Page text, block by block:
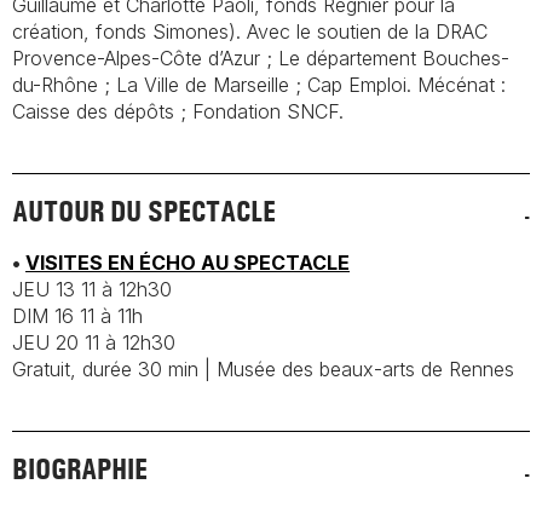
Guillaume et Charlotte Paoli, fonds Regnier pour la
création, fonds Simones). Avec le soutien de la DRAC
Provence-Alpes-Côte d’Azur ; Le département Bouches-
du-Rhône ; La Ville de Marseille ; Cap Emploi. Mécénat :
Caisse des dépôts ; Fondation SNCF.
AUTOUR DU SPECTACLE
• VISITES EN ÉCHO AU SPECTACLE
JEU 13 11 à 12h30
DIM 16 11 à 11h
JEU 20 11 à 12h30
Gratuit, durée 30 min | Musée des beaux-arts de Rennes
BIOGRAPHIE